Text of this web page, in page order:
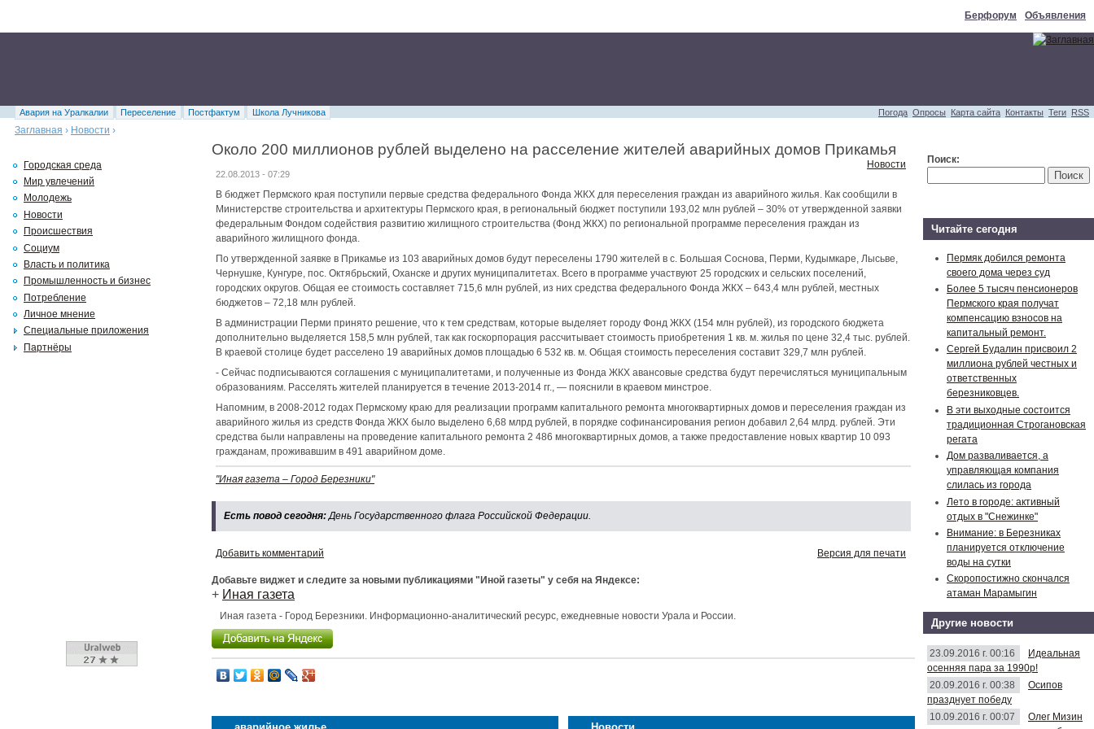
Берфорум Объявления
Погода Опросы Карта сайта Контакты Теги RSS
Авария на Уралкалии Переселение Постфактум
Школа Лучникова
Заглавная › Новости ›
Около 200 миллионов рублей выделено на расселение жителей аварийных домов Прикамья
Новости
22.08.2013 - 07:29
В бюджет Пермского края поступили первые средства федерального Фонда ЖКХ для переселения граждан из аварийного жилья. Как сообщили в
Министерстве строительства и архитектуры Пермского края, в региональный бюджет поступили 193,02 млн рублей – 30% от утвержденной заявки
федеральным Фондом содействия развитию жилищного строительства (Фонд ЖКХ) по региональной программе переселения граждан из
аварийного жилищного фонда.
По утвержденной заявке в Прикамье из 103 аварийных домов будут переселены 1790 жителей в с. Большая Соснова, Перми, Кудымкаре, Лысьве,
Чернушке, Кунгуре, пос. Октябрьский, Оханске и других муниципалитетах. Всего в программе участвуют 25 городских и сельских поселений,
городских округов. Общая ее стоимость составляет 715,6 млн рублей, из них средства федерального Фонда ЖКХ – 643,4 млн рублей, местных
бюджетов – 72,18 млн рублей.
В администрации Перми принято решение, что к тем средствам, которые выделяет городу Фонд ЖКХ (154 млн рублей), из городского бюджета
дополнительно выделяется 158,5 млн рублей, так как госкорпорация рассчитывает стоимость приобретения 1 кв. м. жилья по цене 32,4 тыс. рублей.
В краевой столице будет расселено 19 аварийных домов площадью 6 532 кв. м. Общая стоимость переселения составит 329,7 млн рублей.
- Сейчас подписываются соглашения с муниципалитетами, и полученные из Фонда ЖКХ авансовые средства будут перечисляться муниципальным
образованиям. Расселять жителей планируется в течение 2013-2014 гг., — пояснили в краевом минстрое.
Напомним, в 2008-2012 годах Пермскому краю для реализации программ капитального ремонта многоквартирных домов и переселения граждан из
аварийного жилья из средств Фонда ЖКХ было выделено 6,68 млрд рублей, в порядке софинансирования регион добавил 2,64 млрд. рублей. Эти
средства были направлены на проведение капитального ремонта 2 486 многоквартирных домов, а также предоставление новых квартир 10 093
гражданам, проживавшим в 491 аварийном доме.
"Иная газета – Город Березники"
Есть повод сегодня:День Государственного флага Российской Федерации.
Добавить комментарий Версия для печати
Добавьте виджет и следите за новыми публикациями "Иной газеты" у себя на Яндексе:
+ Иная газета
Иная газета - Город Березники. Информационно-аналитический ресурс, ежедневные новости Урала и России.
Городская среда
Мир увлечений
Молодежь
Новости
Происшествия
Социум
Власть и политика
Промышленность и бизнес
Потребление
Личное мнение
Специальные приложения
Партнёры
Поиск:
Читайте сегодня
Пермяк добился ремонта
своего дома через суд
Более 5 тысяч пенсионеров
Пермского края получат
компенсацию взносов на
капитальный ремонт.
Сергей Будалин присвоил 2
миллиона рублей честных и
ответственных
березниковцев.
В эти выходные состоится
традиционная Строгановская
регата
Дом разваливается, а
управляющая компания
слилась из города
Лето в городе: активный
отдых в "Снежинке"
Внимание: в Березниках
планируется отключение
воды на сутки
Скоропостижно скончался
атаман Марамыгин
Другие новости
23.09.2016 г. 00:16
Идеальная
осенняя пара за 1990р!
20.09.2016 г. 00:38
Осипов
празднует победу
10.09.2016 г. 00:07
Олег Мизин